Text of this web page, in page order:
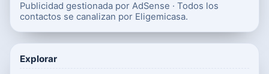
Publicidad gestionada por AdSense · Todos los
contactos se canalizan por Eligemicasa.
Explorar